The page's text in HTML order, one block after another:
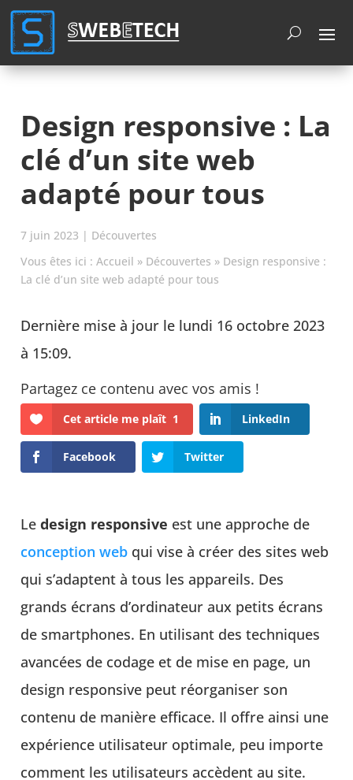
Design responsive : La
clé d’un site web
adapté pour tous
7 juin 2023 | Découvertes
Vous êtes ici :Accueil » Découvertes » Design responsive :
La clé d’un site web adapté pour tous
Dernière mise à jour le lundi 16 octobre 2023
à 15:09.
Cet article me plaît 1 LinkedIn
Facebook Twitter
Ledesign responsive est une approche de
conception web qui vise à créer des sites web
qui s’adaptent à tous les appareils. Des
grands écrans d’ordinateur aux petits écrans
de smartphones. En utilisant des techniques
avancées de codage et de mise en page, un
design responsive peut réorganiser son
contenu de manière efficace. Il offre ainsi une
expérience utilisateur optimale, peu importe
comment les utilisateurs accèdent au site.
Cookies management panel